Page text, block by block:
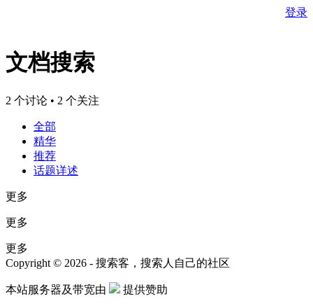
登录
文档搜索
2 个讨论 • 2 个关注
全部
精华
推荐
话题详述
更多
更多
更多
Copyright © 2026 - 搜索客，搜索人自己的社区
本站服务器及带宽由 提供赞助